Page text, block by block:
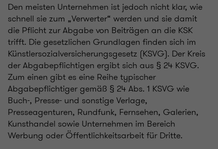
Den meisten Unternehmen ist jedoch nicht klar, wie
schnell sie zum „Verwerter“ werden und sie damit
die Pflicht zur Abgabe von Beiträgen an die KSK
trifft. Die gesetzlichen Grundlagen finden sich im
Künstlersozialversicherungsgesetz (KSVG). Der Kreis
der Abgabepflichtigen ergibt sich aus § 24 KSVG.
Zum einen gibt es eine Reihe typischer
Abgabepflichtiger gemäß § 24 Abs. 1 KSVG wie
Buch-, Presse- und sonstige Verlage,
Presseagenturen, Rundfunk, Fernsehen, Galerien,
Kunsthandel sowie Unternehmen im Bereich
Werbung oder Öffentlichkeitsarbeit für Dritte.